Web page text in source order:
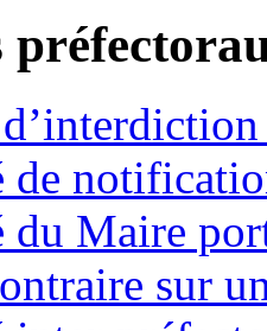
de
du Maire
sur